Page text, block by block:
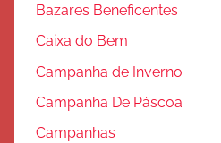
Bazares Beneficentes
Caixa do Bem
Campanha de Inverno
Campanha De Páscoa
Campanhas